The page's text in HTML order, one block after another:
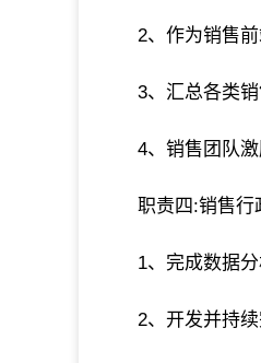
2、作为销售
3、汇总各类
4、销售团队激
职责四:销售行
1、完成数据
2、开发并持